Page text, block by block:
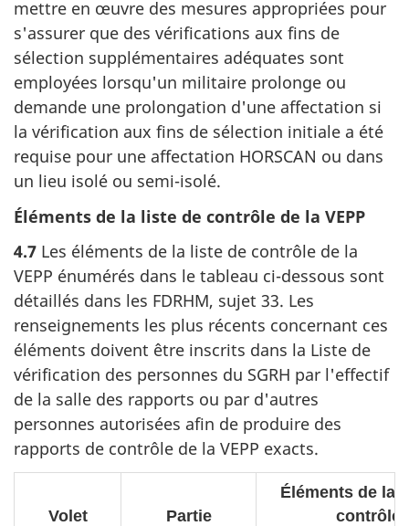
mettre en œuvre des mesures appropriées pour
s'assurer que des vérifications aux fins de
sélection supplémentaires adéquates sont
employées lorsqu'un militaire prolonge ou
demande une prolongation d'une affectation si
la vérification aux fins de sélection initiale a été
requise pour une affectation HORSCAN ou dans
un lieu isolé ou semi-isolé.
Éléments de la liste de contrôle de la VEPP
4.7 Les éléments de la liste de contrôle de la
VEPP énumérés dans le tableau ci-dessous sont
détaillés dans les FDRHM, sujet 33. Les
renseignements les plus récents concernant ces
éléments doivent être inscrits dans la Liste de
vérification des personnes du SGRH par l'effectif
de la salle des rapports ou par d'autres
personnes autorisées afin de produire des
rapports de contrôle de la VEPP exacts.
Volet Partie
Éléments de la
contrôle